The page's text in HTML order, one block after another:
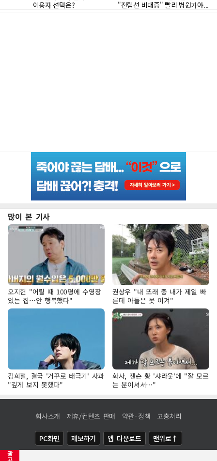
광
고
많이 본 기사
오지헌 "어릴 때 100평에 수영장
있는 집…안 행복했다"
권상우 "내 또래 중 내가 제일 빠
른데 아들은 못 이겨"
김희철, 결국 '거꾸로 태극기' 사과
"깊게 보지 못했다"
화사, 젠슨 황 '샤라웃'에 "잘 모르
는 분이셔서…"
회사소개 제휴/컨텐츠 판매 약관·정책 고충처리
PC화면 제보하기 앱 다운로드 맨위로↑